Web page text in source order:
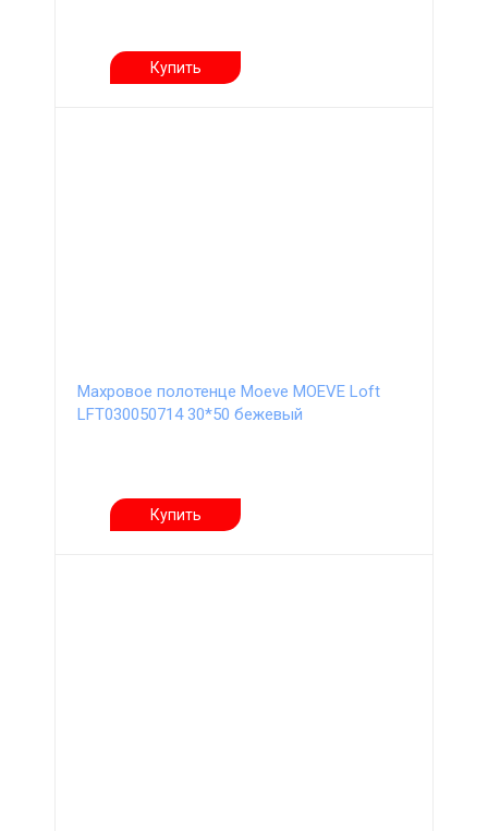
Купить
Махровое полотенце Moeve MOEVE Loft
LFT030050714 30*50 бежевый
Купить